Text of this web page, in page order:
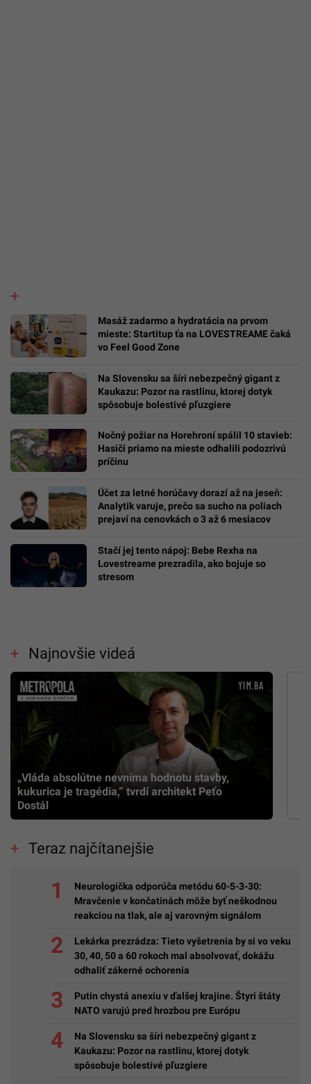
Masáž zadarmo a hydratácia na prvom
mieste: Startitup ťa na LOVESTREAME čaká
vo Feel Good Zone
Na Slovensku sa šíri nebezpečný gigant z
Kaukazu: Pozor na rastlinu, ktorej dotyk
spôsobuje bolestivé pľuzgiere
Nočný požiar na Horehroní spálil 10 stavieb:
Hasiči priamo na mieste odhalili podozrivú
príčinu
Účet za letné horúčavy dorazí až na jeseň:
Analytik varuje, prečo sa sucho na poliach
prejaví na cenovkách o 3 až 6 mesiacov
Stačí jej tento nápoj: Bebe Rexha na
Lovestreame prezradila, ako bojuje so
stresom
Najnovšie videá
„Vláda absolútne nevníma hodnotu stavby,
kukurica je tragédia,” tvrdí architekt Peťo
Dostál
Teraz najčítanejšie
Neurologička odporúča metódu 60-5-3-30:
Mravčenie v končatinách môže byť neškodnou
reakciou na tlak, ale aj varovným signálom
Lekárka prezrádza: Tieto vyšetrenia by si vo veku
30, 40, 50 a 60 rokoch mal absolvovať, dokážu
odhaliť zákerné ochorenia
Putin chystá anexiu v ďalšej krajine. Štyri štáty
NATO varujú pred hrozbou pre Európu
Na Slovensku sa šíri nebezpečný gigant z
Kaukazu: Pozor na rastlinu, ktorej dotyk
spôsobuje bolestivé pľuzgiere